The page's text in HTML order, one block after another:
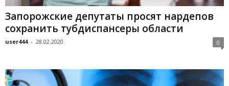
Запорожские депутаты просят нардепов
сохранить тубдиспансеры области
user444 - 28.02.2020 0